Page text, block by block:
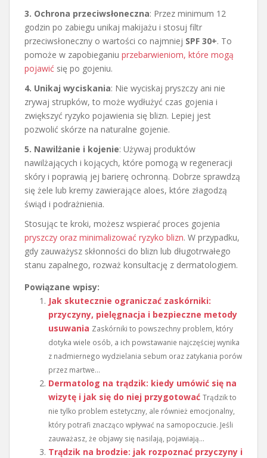
3. Ochrona przeciwsłoneczna: Przez minimum 12
godzin po zabiegu unikaj makijażu i stosuj filtr
przeciwsłoneczny o wartości co najmniej SPF 30+. To
pomoże w zapobieganiu przebarwieniom, które mogą
pojawić się po gojeniu.
4. Unikaj wyciskania: Nie wyciskaj pryszczy ani nie
zrywaj strupków, to może wydłużyć czas gojenia i
zwiększyć ryzyko pojawienia się blizn. Lepiej jest
pozwolić skórze na naturalne gojenie.
5. Nawilżanie i kojenie: Używaj produktów
nawilżających i kojących, które pomogą w regeneracji
skóry i poprawią jej barierę ochronną. Dobrze sprawdzą
się żele lub kremy zawierające aloes, które złagodzą
świąd i podrażnienia.
Stosując te kroki, możesz wspierać proces gojenia
pryszczy oraz minimalizować ryzyko blizn. W przypadku,
gdy zauważysz skłonności do blizn lub długotrwałego
stanu zapalnego, rozważ konsultację z dermatologiem.
Powiązane wpisy:
Jak skutecznie ograniczać zaskórniki:
przyczyny, pielęgnacja i bezpieczne metody
usuwania Zaskórniki to powszechny problem, który
dotyka wiele osób, a ich powstawanie najczęściej wynika
z nadmiernego wydzielania sebum oraz zatykania porów
przez martwe...
Dermatolog na trądzik: kiedy umówić się na
wizytę i jak się do niej przygotować Trądzik to
nie tylko problem estetyczny, ale również emocjonalny,
który potrafi znacząco wpływać na samopoczucie. Jeśli
zauważasz, że objawy się nasilają, pojawiają...
Trądzik na brodzie: jak rozpoznać przyczyny i